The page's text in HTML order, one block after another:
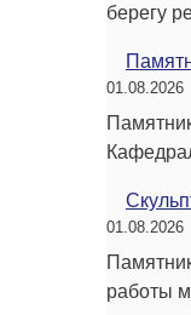
берегу
01.08.2026
01.08.2026
работы